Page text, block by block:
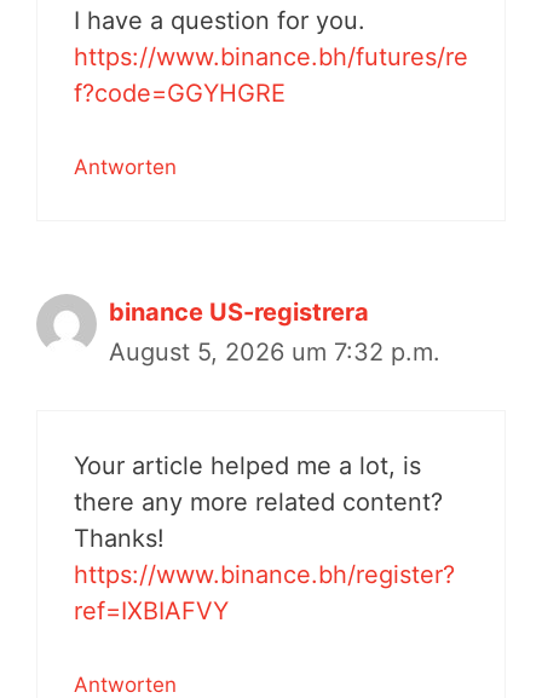
I have a question for you.
https://www.binance.bh/futures/re
f?code=GGYHGRE
Antworten
binance US-registrera
August 5, 2026 um 7:32 p.m.
Your article helped me a lot, is
there any more related content?
Thanks!
https://www.binance.bh/register?
ref=IXBIAFVY
Antworten